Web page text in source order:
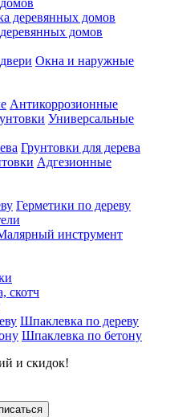
домов
Окна и наружные
Антикоррозионные
Универсальные
Грунтовки для дерева
Адгезионные
Герметики по дереву
инструмент
скотч
Шпаклевка по дереву
Шпаклевка по бетону
и скидок!